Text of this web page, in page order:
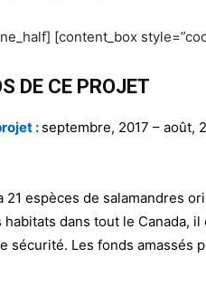
[content_box
DE CE PROJET
: septembre, 2017 – août,
21 espèces de salamandres
habitats dans tout le Canada,
sécurité. Les fonds amassés